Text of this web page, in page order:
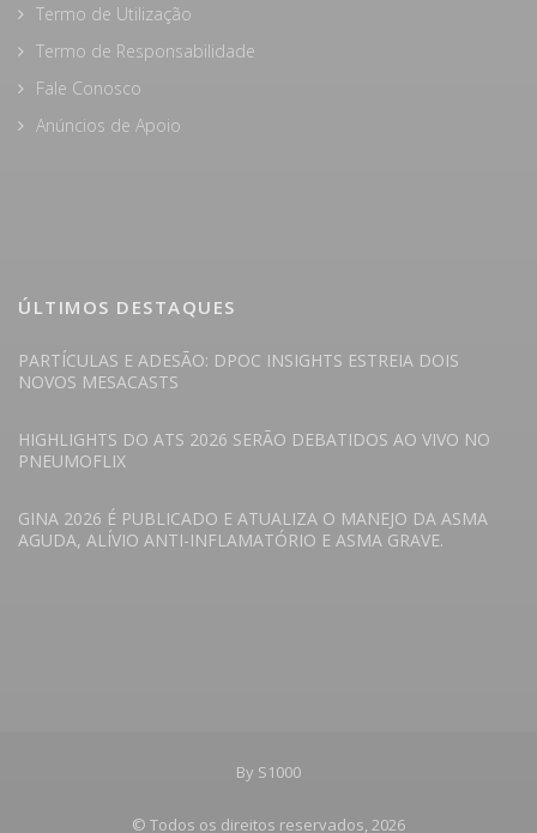
Termo de Utilização
Termo de Responsabilidade
Fale Conosco
Anúncios de Apoio
ÚLTIMOS DESTAQUES
PARTÍCULAS E ADESÃO: DPOC INSIGHTS ESTREIA DOIS
NOVOS MESACASTS
HIGHLIGHTS DO ATS 2026 SERÃO DEBATIDOS AO VIVO NO
PNEUMOFLIX
GINA 2026 É PUBLICADO E ATUALIZA O MANEJO DA ASMA
AGUDA, ALÍVIO ANTI-INFLAMATÓRIO E ASMA GRAVE.
By S1000
© Todos os direitos reservados, 2026